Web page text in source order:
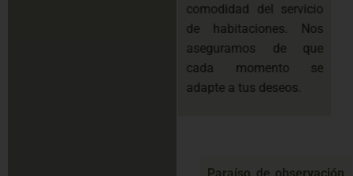
comodidad del servicio
de habitaciones. Nos
aseguramos de que
cada momento se
adapte a tus deseos.